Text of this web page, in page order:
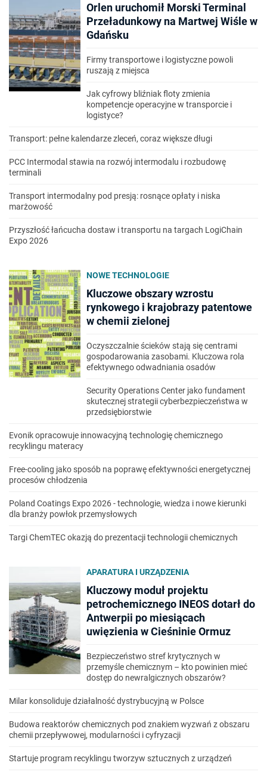
Orlen uruchomił Morski Terminal
Przeładunkowy na Martwej Wiśle w
Gdańsku
Firmy transportowe i logistyczne powoli
ruszają z miejsca
Jak cyfrowy bliźniak floty zmienia
kompetencje operacyjne w transporcie i
logistyce?
Transport: pełne kalendarze zleceń, coraz większe długi
PCC Intermodal stawia na rozwój intermodalu i rozbudowę
terminali
Transport intermodalny pod presją: rosnące opłaty i niska
marżowość
Przyszłość łańcucha dostaw i transportu na targach LogiChain
Expo 2026
NOWE TECHNOLOGIE
Kluczowe obszary wzrostu
rynkowego i krajobrazy patentowe
w chemii zielonej
Oczyszczalnie ścieków stają się centrami
gospodarowania zasobami. Kluczowa rola
efektywnego odwadniania osadów
Security Operations Center jako fundament
skutecznej strategii cyberbezpieczeństwa w
przedsiębiorstwie
Evonik opracowuje innowacyjną technologię chemicznego
recyklingu materacy
Free-cooling jako sposób na poprawę efektywności energetycznej
procesów chłodzenia
Poland Coatings Expo 2026 - technologie, wiedza i nowe kierunki
dla branży powłok przemysłowych
Targi ChemTEC okazją do prezentacji technologii chemicznych
APARATURA I URZĄDZENIA
Kluczowy moduł projektu
petrochemicznego INEOS dotarł do
Antwerpii po miesiącach
uwięzienia w Cieśninie Ormuz
Bezpieczeństwo stref krytycznych w
przemyśle chemicznym – kto powinien mieć
dostęp do newralgicznych obszarów?
Milar konsoliduje działalność dystrybucyjną w Polsce
Budowa reaktorów chemicznych pod znakiem wyzwań z obszaru
chemii przepływowej, modularności i cyfryzacji
Startuje program recyklingu tworzyw sztucznych z urządzeń